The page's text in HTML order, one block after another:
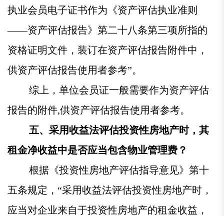
执业会员电子证书作为《资产评估执业准则
——资产评估报告》第二十八条第三项所指的
资格证明文件，装订在资产评估报告附件中，
供资产评估报告使用者参考”。
综上，单位会员证一般需要作为资产评估
报告的附件,供资产评估报告使用者参考。
五、采用收益法评估投资性房地产时，其
租金净收益中是否应当包含物业管理费？
根据《投资性房地产评估指导意见》第十
五条规定，“采用收益法评估投资性房地产时，
应当对企业来自于投资性房地产的租金收益，